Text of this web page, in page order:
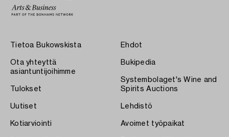
Tietoa Bukowskista
Ota yhteyttä
asiantuntijoihimme
Tulokset
Uutiset
Kotiarviointi
Ehdot
Bukipedia
Systembolaget's Wine and
Spirits Auctions
Lehdistö
Avoimet työpaikat